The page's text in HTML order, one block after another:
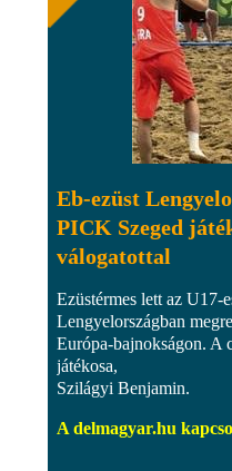
Eb-ezüst
PICK Szeged
válogatottal
Ezüstérmes lett az U17-
Lengyelországban
Európa-bajnokságon. A
játékosa,
Szilágyi Benjamin.
A delmagyar.hu